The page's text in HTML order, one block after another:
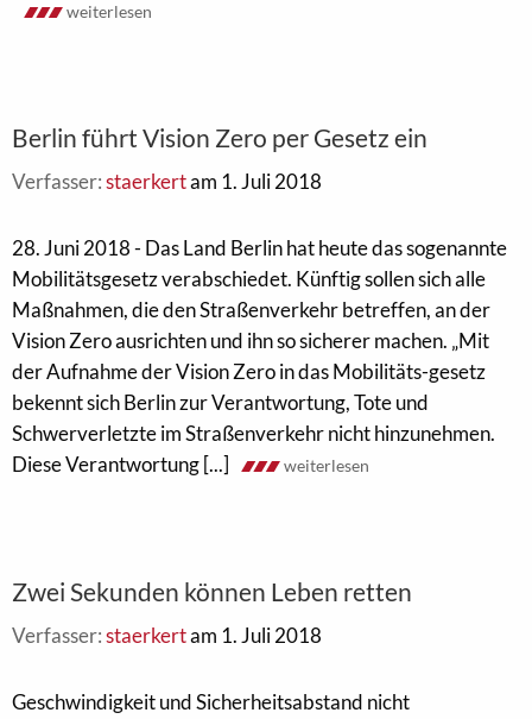
weiterlesen
Berlin führt Vision Zero per Gesetz ein
Verfasser:staerkertam 1. Juli 2018
28. Juni 2018 - Das Land Berlin hat heute das sogenannte
Mobilitätsgesetz verabschiedet. Künftig sollen sich alle
Maßnahmen, die den Straßenverkehr betreffen, an der
Vision Zero ausrichten und ihn so sicherer machen. „Mit
der Aufnahme der Vision Zero in das Mobilitäts-gesetz
bekennt sich Berlin zur Verantwortung, Tote und
Schwerverletzte im Straßenverkehr nicht hinzunehmen.
Diese Verantwortung [...]
weiterlesen
Zwei Sekunden können Leben retten
Verfasser:staerkertam 1. Juli 2018
Geschwindigkeit und Sicherheitsabstand nicht